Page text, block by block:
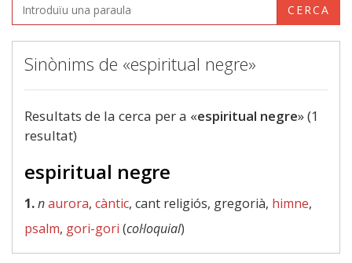
CERCA
Sinònims de «espiritual negre»
Resultats de la cerca per a «espiritual negre» (1
resultat)
espiritual negre
1.naurora, càntic, cant religiós, gregorià, himne,
psalm, gori-gori (col·loquial)